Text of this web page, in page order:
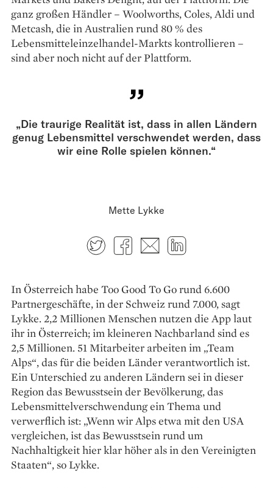
ganz großen Händler – Woolworths, Coles, Aldi und
Metcash, die in Australien rund 80 % des
Lebensmittel­einzelhandel-Markts kontrollieren –
sind aber noch nicht auf der Plattform.
„Die traurige Realität ist, dass in allen Ländern
genug Lebensmittel verschwendet werden, dass
wir eine Rolle spielen können.“
Mette Lykke
TwitterFacebook
E-mail
In Österreich habe Too Good To Go rund 6.600
Partnergeschäfte, in der Schweiz rund 7.000, sagt
Lykke. 2,2 Millionen Menschen nutzen die App laut
ihr in Österreich; im kleineren Nachbarland sind es
2,5 Millionen. 51 Mitarbeiter arbeiten im „Team
Alps“, das für die beiden Länder verantwortlich ist.
Ein Unterschied zu anderen Ländern sei in dieser
Region das Bewusstsein der Bevölkerung, das
Lebensmittelverschwendung ein Thema und
verwerflich ist: „Wenn wir Alps etwa mit den USA
vergleichen, ist das ­Bewusstsein rund um
Nachhaltigkeit hier klar ­höher als in den Vereinigten
Staaten“, so Lykke.